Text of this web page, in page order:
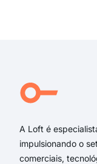
A Loft é
impulsionando o
comerciais,